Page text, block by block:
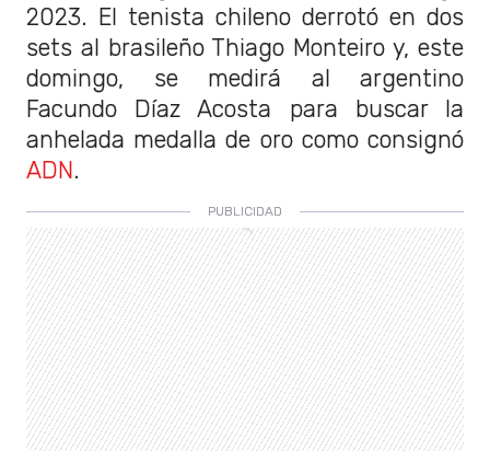
2023. El tenista chileno derrotó en dos
sets al brasileño Thiago Monteiro y, este
domingo, se medirá al argentino
Facundo Díaz Acosta para buscar la
anhelada medalla de oro como consignó
ADN.